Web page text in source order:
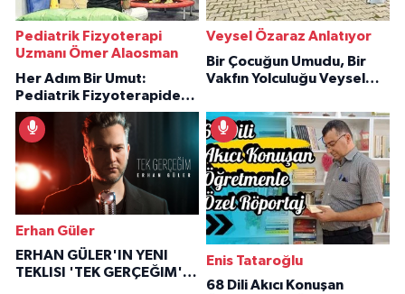
Pediatrik Fizyoterapi
Uzmanı Ömer Alaosman
Her Adım Bir Umut:
Pediatrik Fizyoterapiden
İlham Veren Hikâyeler
Veysel Özaraz Anlatıyor
Bir Çocuğun Umudu, Bir
Vakfın Yolculuğu Veysel
Erhan Güler
ERHAN GÜLER'IN YENI
TEKLISI 'TEK GERÇEĞIM'LE
Enis Tataroğlu
68 Dili Akıcı Konuşan